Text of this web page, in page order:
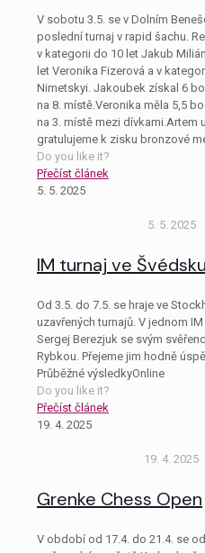
V sobotu 3.5. se v Dolním
poslední turnaj v rapid šachu.
v kategorii do 10 let Jakub
let Veronika Fizerová a v
Nimetskyi. Jakoubek získal 6
na 8. místě.Veronika měla 5,5
na 3. místě mezi dívkami.Artem
gratulujeme k zisku bronzové
Do you like it?
Přečíst článek
5. 5. 2025
5. 5. 2025
IM turnaj ve Švédsku
Od 3.5. do 7.5. se hraje ve
uzavřených turnajů. V jednom
Sergej Berezjuk se svým
Rybkou. Přejeme jim hodně
Průběžné výsledkyOnline
Do you like it?
Přečíst článek
19. 4. 2025
19. 4. 2025
Grenke Chess Open
V období od 17.4. do 21.4. se